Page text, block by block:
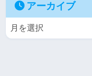
アーカイブ